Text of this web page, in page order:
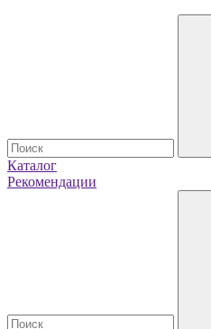
Каталог
Рекомендации